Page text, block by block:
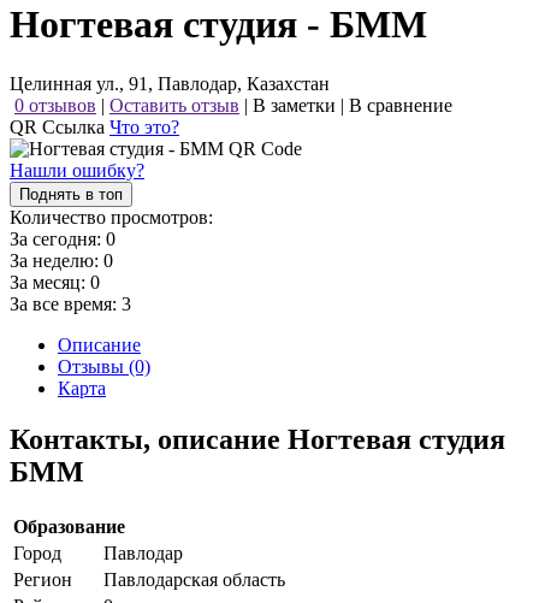
Ногтевая студия - БММ
Целинная ул., 91, Павлодар, Казахстан
0 отзывов | Оставить отзыв | В заметки | В сравнение
QR Ссылка Что это?
Нашли ошибку?
Поднять в топ
Количество просмотров:
За сегодня: 0
За неделю: 0
За месяц: 0
За все время: 3
Описание
Отзывы (0)
Карта
Контакты, описание Ногтевая студия
БММ
Образование
Город
Павлодар
Регион
Павлодарская область